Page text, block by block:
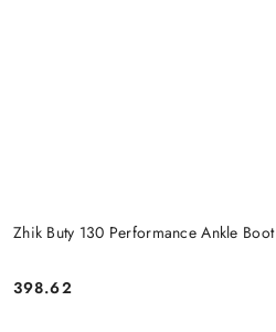
Zhik Buty 130 Performance Ankle Boot
Cena:
398.62